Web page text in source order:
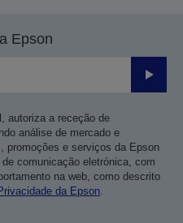
Epson
Enviar
autoriza a receção de
análise de mercado e
promoções e serviços da Epson
comunicação eletrónica, com
na web, como descrito
da Epson.